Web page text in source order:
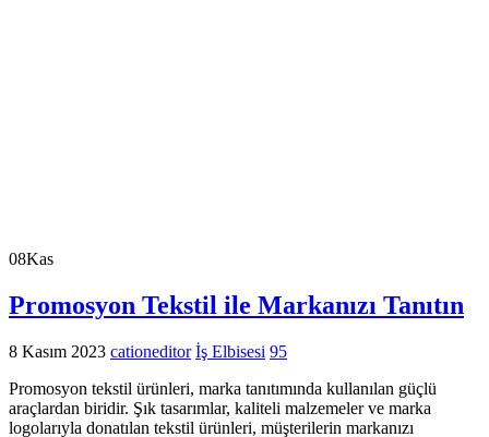
08Kas
Promosyon Tekstil ile Markanızı Tanıtın
8 Kasım 2023 cationeditor İş Elbisesi 95
Promosyon tekstil ürünleri, marka tanıtımında kullanılan güçlü
araçlardan biridir. Şık tasarımlar, kaliteli malzemeler ve marka
logolarıyla donatılan tekstil ürünleri, müşterilerin markanızı